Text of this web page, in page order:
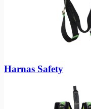
Harnas Safety